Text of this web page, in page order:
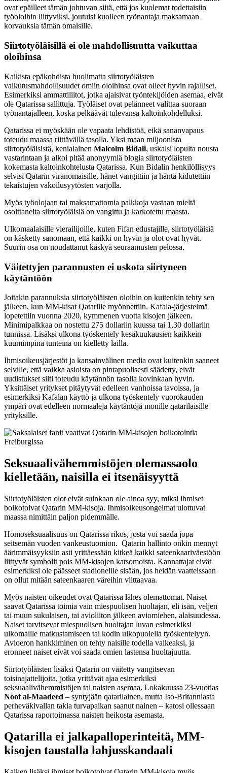
ovat epäilleet tämän johtuvan siitä, että jos kuolemat todettaisiin
työoloihin liittyviksi, joutuisi kuolleen työnantaja maksamaan
korvauksia tämän omaisille.
Siirtotyöläisillä ei ole mahdollisuutta vaikuttaa
oloihinsa
Kaikista epäkohdista huolimatta siirtotyöläisten
vaikutusmahdollisuudet omiin oloihinsa ovat olleet hyvin rajalliset.
Esimerkiksi ammattiliitot, jotka ajaisivat työntekijöiden asemaa, eivät
ole Qatarissa sallittuja. Työläiset ovat pelänneet valittaa suoraan
työnantajalleen, koska pelkäävät tulevansa kaltoinkohdelluksi.
Qatarissa ei myöskään ole vapaata lehdistöä, eikä sananvapaus
toteudu maassa riittävällä tasolla. Yksi maan miljoonista
siirtotyöläisistä, kenialainen Malcolm Bidali, uskalsi lopulta nousta
vastarintaan ja alkoi pitää anonyymiä blogia siirtotyöläisten
kokemasta kaltoinkohtelusta Qatarissa. Kun Bidalin henkilöllisyys
selvisi Qatarin viranomaisille, hänet vangittiin ja häntä kidutettiin
tekaistujen vakoilusyytösten varjolla.
Myös työolojaan tai maksamattomia palkkoja vastaan mieltä
osoittaneita siirtotyöläisiä on vangittu ja karkotettu maasta.
Ulkomaalaisille vierailijoille, kuten Fifan edustajille, siirtotyöläisiä
on käsketty sanomaan, että kaikki on hyvin ja olot ovat hyvät.
Suurin osa on noudattanut käskyä seuraamusten pelossa.
Väitettyjen parannusten ei uskota siirtyneen
käytäntöön
Joitakin parannuksia siirtotyöläisten oloihin on kuitenkin tehty sen
jälkeen, kun MM-kisat Qatarille myönnettiin. Kafala-järjestelmä
lopetettiin vuonna 2020, kymmenen vuotta kisojen jälkeen.
Minimipalkkaa on nostettu 275 dollariin kuussa tai 1,30 dollariin
tunnissa. Lisäksi ulkona työskentely kesäkuukausien kaikkein
kuumimpina tunteina on kielletty lailla.
Ihmisoikeusjärjestöt ja kansainvälinen media ovat kuitenkin saaneet
selville, että vaikka asioista on pintapuolisesti säädetty, eivät
uudistukset silti toteudu käytännön tasolla kovinkaan hyvin.
Yksittäiset yritykset pitäytyvät edelleen vanhoissa tavoissa, ja
esimerkiksi Kafalan käyttö ja ulkona työskentely vuorokauden
ympäri ovat edelleen normaaleja käytäntöjä monille qatarilaisille
yrityksille.
Seksuaalivähemmistöjen olemassaolo
kielletään, naisilla ei itsenäisyyttä
Siirtotyöläisten olot eivät suinkaan ole ainoa syy, miksi ihmiset
boikotoivat Qatarin MM-kisoja. Ihmisoikeusongelmat ulottuvat
maassa nimittäin paljon pidemmälle.
Homoseksuaalisuus on Qatarissa rikos, josta voi saada jopa
seitsemän vuoden vankeustuomion. Qatarin hallinto onkin mennyt
äärimmäisyyksiin asti yrittäessään kitkeä kaikki sateenkaariväestöön
liittyvät symbolit pois MM-kisojen katsomoista. Kannattajat eivät
esimerkiksi ole päässeet stadioneille sisään, jos heidän vaatteissaan
on ollut mitään sateenkaaren väreihin viittaavaa.
Myös naisten oikeudet ovat Qatarissa lähes olemattomat. Naiset
saavat Qatarissa toimia vain miespuolisen huoltajan, eli isän, veljen
tai muun sukulaisen, tai avioliiton jälkeen aviomiehen, alaisuudessa.
Naiset tarvitsevat miespuolisen huoltajan luvan esimerkiksi
ulkomaille matkustamiseen tai kodin ulkopuolella työskentelyyn.
Avioeron hankkiminen on tehty naisille todella vaikeaksi, ja
eronneet naiset eivät voi saada omien lastensa huoltajuutta.
Siirtotyöläisten lisäksi Qatarin on väitetty vangitsevan
toisinajattelijoita, jotka yrittävät ajaa esimerkiksi
seksuaalivähemmistöjen tai naisten asemaa. Lokakuussa 23-vuotias
Noof al-Maadeed – syntyjään qatarilainen, mutta Iso-Britanniasta
perheväkivallan takia turvapaikan saanut nainen – katosi ollessaan
Qatarissa raportoimassa naisten heikosta asemasta.
Qatarilla ei jalkapalloperinteitä, MM-
kisojen taustalla lahjusskandaali